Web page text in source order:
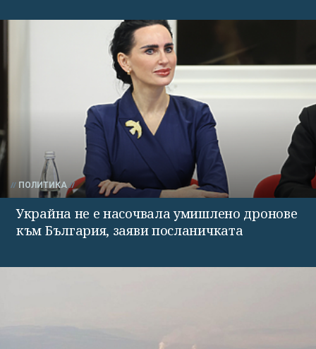
ПОЛИТИКА
Украйна не е насочвала умишлено дронове
към България, заяви посланичката